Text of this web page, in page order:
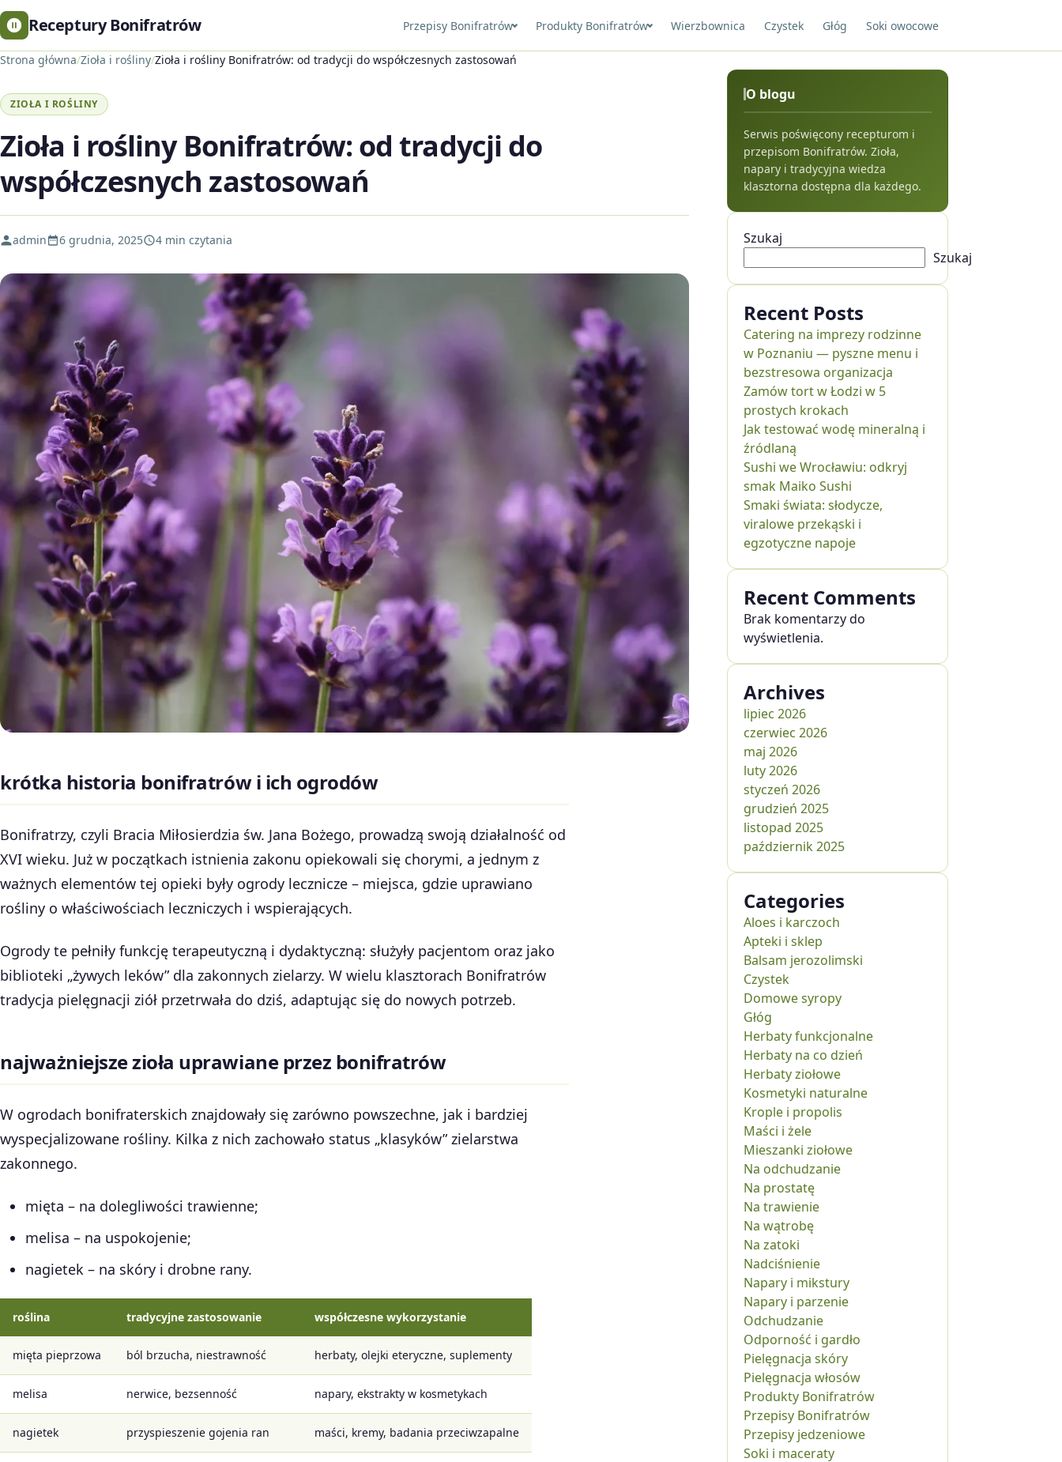
Receptury Bonifratrów Przepisy Bonifratrów Produkty Bonifratrów Wierzbownica Czystek Głóg Soki owocowe
Strona główna/Zioła i rośliny/Zioła i rośliny Bonifratrów: od tradycji do współczesnych zastosowań
ZIOŁA I ROŚLINY
Zioła i rośliny Bonifratrów: od tradycji do
współczesnych zastosowań
admin 6 grudnia, 2025 4 min czytania
krótka historia bonifratrów i ich ogrodów
Bonifratrzy, czyli Bracia Miłosierdzia św. Jana Bożego, prowadzą swoją działalność od
XVI wieku. Już w początkach istnienia zakonu opiekowali się chorymi, a jednym z
ważnych elementów tej opieki były ogrody lecznicze – miejsca, gdzie uprawiano
rośliny o właściwościach leczniczych i wspierających.
Ogrody te pełniły funkcję terapeutyczną i dydaktyczną: służyły pacjentom oraz jako
biblioteki „żywych leków” dla zakonnych zielarzy. W wielu klasztorach Bonifratrów
tradycja pielęgnacji ziół przetrwała do dziś, adaptując się do nowych potrzeb.
najważniejsze zioła uprawiane przez bonifratrów
W ogrodach bonifraterskich znajdowały się zarówno powszechne, jak i bardziej
wyspecjalizowane rośliny. Kilka z nich zachowało status „klasyków” zielarstwa
zakonnego.
mięta – na dolegliwości trawienne;
melisa – na uspokojenie;
nagietek – na skóry i drobne rany.
roślina tradycyjne zastosowanie współczesne wykorzystanie
mięta pieprzowa ból brzucha, niestrawność herbaty, olejki eteryczne, suplementy
melisa nerwice, bezsenność napary, ekstrakty w kosmetykach
nagietek przyspieszenie gojenia ran maści, kremy, badania przeciwzapalne
O blogu
Serwis poświęcony recepturom i
przepisom Bonifratrów. Zioła,
napary i tradycyjna wiedza
klasztorna dostępna dla każdego.
Szukaj
Szukaj
Recent Posts
Catering na imprezy rodzinne
w Poznaniu — pyszne menu i
bezstresowa organizacja
Zamów tort w Łodzi w 5
prostych krokach
Jak testować wodę mineralną i
źródlaną
Sushi we Wrocławiu: odkryj
smak Maiko Sushi
Smaki świata: słodycze,
viralowe przekąski i
egzotyczne napoje
Recent Comments
Brak komentarzy do
wyświetlenia.
Archives
lipiec 2026
czerwiec 2026
maj 2026
luty 2026
styczeń 2026
grudzień 2025
listopad 2025
październik 2025
Categories
Aloes i karczoch
Apteki i sklep
Balsam jerozolimski
Czystek
Domowe syropy
Głóg
Herbaty funkcjonalne
Herbaty na co dzień
Herbaty ziołowe
Kosmetyki naturalne
Krople i propolis
Maści i żele
Mieszanki ziołowe
Na odchudzanie
Na prostatę
Na trawienie
Na wątrobę
Na zatoki
Nadciśnienie
Napary i mikstury
Napary i parzenie
Odchudzanie
Odporność i gardło
Pielęgnacja skóry
Pielęgnacja włosów
Produkty Bonifratrów
Przepisy Bonifratrów
Przepisy jedzeniowe
Soki i maceraty